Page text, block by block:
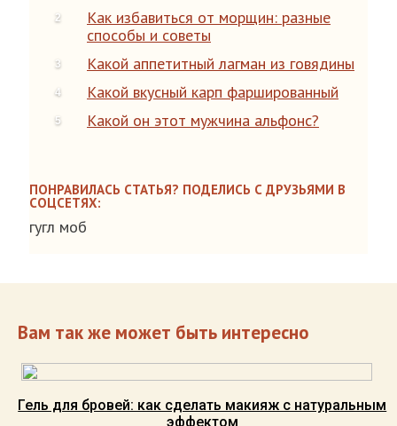
Как избавиться от морщин: разные
способы и советы
Какой аппетитный лагман из говядины
Какой вкусный карп фаршированный
Какой он этот мужчина альфонс?
ПОНРАВИЛАСЬ СТАТЬЯ? ПОДЕЛИСЬ С ДРУЗЬЯМИ В
СОЦСЕТЯХ:
гугл моб
Вам так же может быть интересно
Гель для бровей: как сделать макияж с натуральным
эффектом